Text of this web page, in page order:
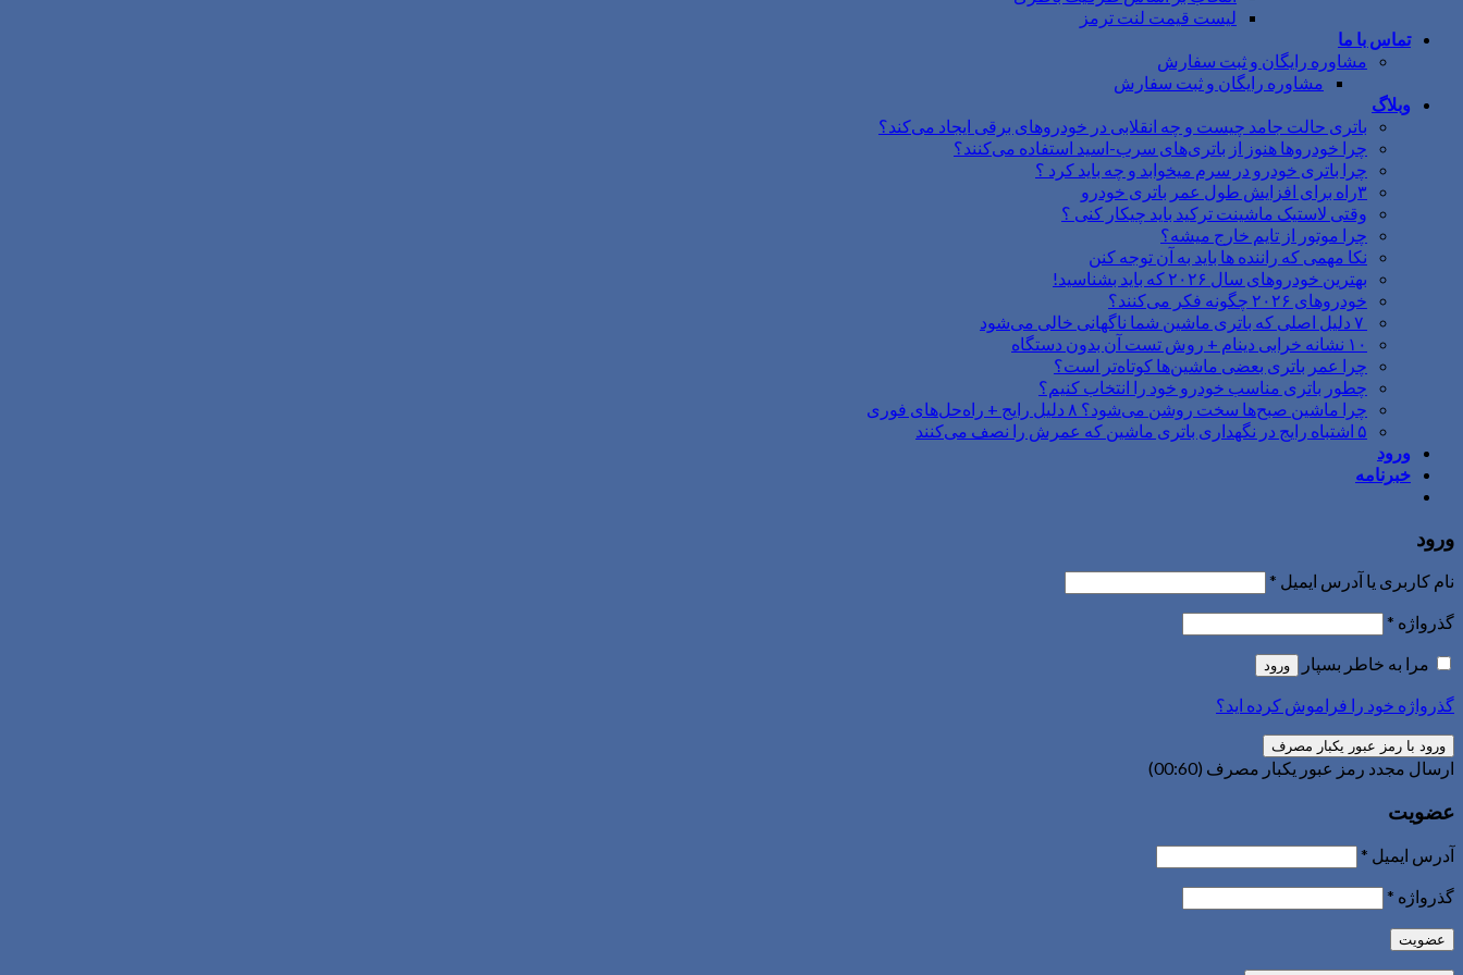
لیست قیمت لنت ترمز
تماس با ما
مشاوره رایگان و ثبت سفارش
مشاوره رایگان و ثبت سفارش
وبلاگ
باتری حالت جامد چیست و چه انقلابی در خودروهای برقی ایجاد می‌کند؟
چرا خودروها هنوز از باتری‌های سرب-اسید استفاده می‌کنند؟
چرا باتری خودرو در سرم میخوابد و چه باید کرد ؟
۳راه برای افزایش طول عمر باتری خودرو
وقتی لاستیک ماشینت ترکید باید چیکار کنی ؟
چرا موتور از تایم خارج میشه؟
نکا مهمی که راننده ها باید به آن توجه کنن
بهترین خودروهای سال ۲۰۲۶ که باید بشناسید!
خودروهای ۲۰۲۶ چگونه فکر می‌کنند؟
۱۰ نشانه خرابی دینام + روش تست آن بدون دستگاه
چرا عمر باتری بعضی ماشین‌ها کوتاه‌تر است؟
چطور باتری مناسب خودرو خود را انتخاب کنیم؟
چرا ماشین صبح‌ها سخت روشن می‌شود؟ ۸ دلیل رایج + راه‌حل‌های فوری
۵ اشتباه رایج در نگهداری باتری ماشین که عمرش را نصف می‌کنند
ورود
خبرنامه
ورود
نام کاربری یا آدرس ایمیل *
گذرواژه *
مرا به خاطر بسپار
ورود
گذرواژه خود را فراموش کرده اید؟
ورود با رمز عبور یکبار مصرف
ارسال مجدد رمز عبور یکبار مصرف (00:
60
)
عضویت
آدرس ایمیل *
گذرواژه *
عضویت